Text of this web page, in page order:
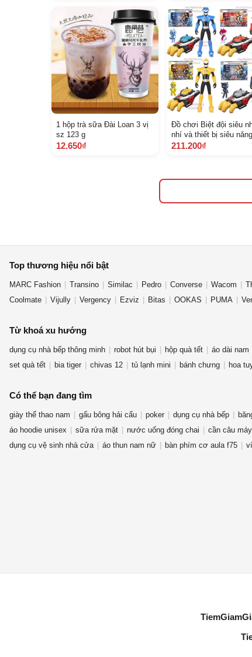
1 hộp trà sữa Đài Loan 3 vị
sz 123 g
12.650₫
Đồ chơi Biệt đội siêu
nhí và thiết bị siêu năng
khủng long 3
211.200₫
Top thương hiệu nổi bật
MARC Fashion Transino Similac Pedro Converse Wacom
Coolmate
Vijully Vergency Ezviz Bitas OOKAS PUMA
Từ khoá xu hướng
dụng cụ nhà bếp thông minh robot hút bụi hộp quà tết áo dài nam
set quà tết
bia tiger chivas 12 tủ lạnh mini bánh chưng hoa
Có thể bạn đang tìm
giày thể thao nam gấu bông hải cẩu poker dụng cụ nhà bếp
áo hoodie unisex
sữa rửa mặt nước uống đóng chai cần câu máy
dụng cụ vệ sinh nhà cửa
áo thun nam nữ bàn phím cơ aula f75